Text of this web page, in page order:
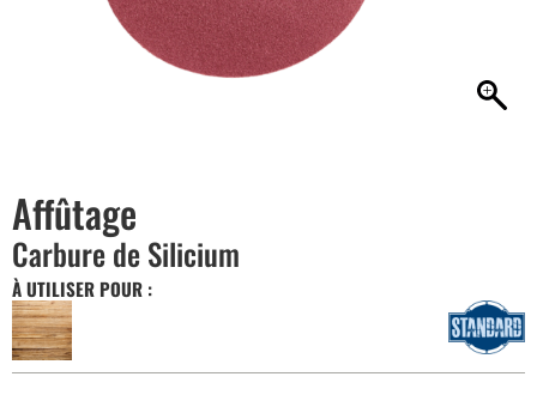
Affûtage
Carbure de Silicium
À UTILISER POUR :